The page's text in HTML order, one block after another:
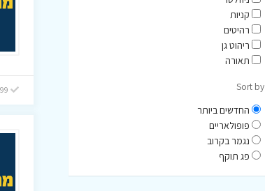
קניות
רהיטים
ריהוט גן
תאורה
Sort by
החדשים ביותר
פופולאריים
נגמר בקרוב
פג תוקף